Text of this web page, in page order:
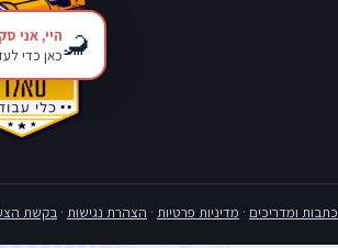
כתבות ומדריכים · מדיניות פרטיות · הצהרת נגישות · בקשת
🦂היי, אני
כאן כדי